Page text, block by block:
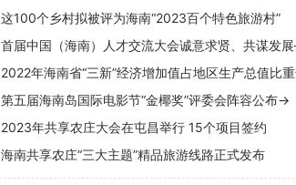
这100个乡村拟被评为海南“2023百个特色旅游村”
首届中国（海南）人才交流大会诚意求贤、共谋发
2022年海南省“三新”经济增加值占地区生产总值比
第五届海南岛国际电影节“金椰奖”评委会阵容公布→
2023年共享农庄大会在屯昌举行 15个项目签约
海南共享农庄“三大主题”精品旅游线路正式发布